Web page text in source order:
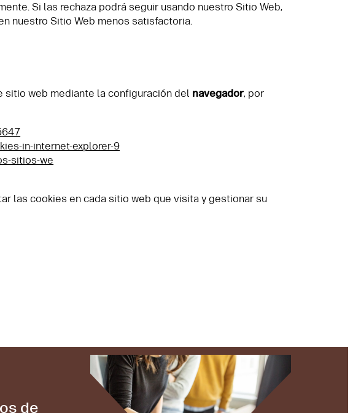
Si las rechaza podrá seguir usando nuestro Sitio Web,
nuestro Sitio Web menos satisfactoria.
sitio web mediante la configuración del navegador, por
in-internet-explorer-9
sitios-we
las cookies en cada sitio web que visita y gestionar su
de